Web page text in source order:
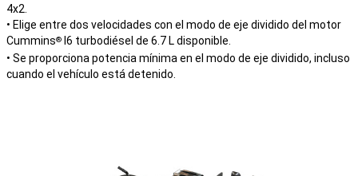
4x2.
• Elige entre dos velocidades con el modo de eje dividido del motor
Cummins® I6 turbodiésel de 6.7 L disponible.
• Se proporciona potencia mínima en el modo de eje dividido, incluso
cuando el vehículo está detenido.